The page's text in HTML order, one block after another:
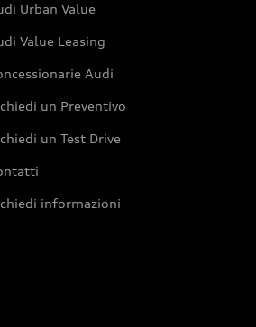
Urban Value
Value Leasing
Audi
un Preventivo
un Test Drive
informazioni